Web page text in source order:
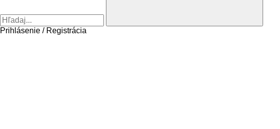
Prihlásenie / Registrácia